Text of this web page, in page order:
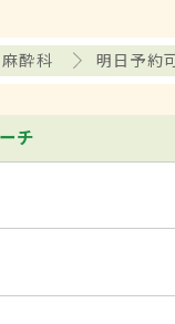
麻酔科 明日予約
チ